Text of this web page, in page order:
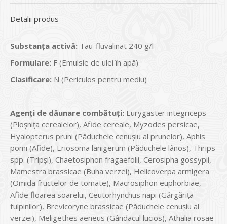
Detalii produs
Substanța activă: Tau-fluvalinat 240 g/l
Formulare: F (Emulsie de ulei în apă)
Clasificare: N (Periculos pentru mediu)
Agenți de dăunare combătuți: Eurygaster integriceps
(Ploşniţa cerealelor), Afide cereale, Myzodes persicae,
Hyalopterus pruni (Păduchele cenuşiu al prunelor), Aphis
pomi (Afide), Eriosoma lanigerum (Păduchele lânos), Thrips
spp. (Tripşi), Chaetosiphon fragaefolii, Cerosipha gossypii,
Mamestra brassicae (Buha verzei), Helicoverpa armigera
(Omida fructelor de tomate), Macrosiphon euphorbiae,
Afide floarea soarelui, Ceutorhynchus napi (Gărgăriţa
tulpinilor), Brevicoryne brassicae (Păduchele cenuşiu al
verzei), Meligethes aeneus (Gândacul lucios), Athalia rosae